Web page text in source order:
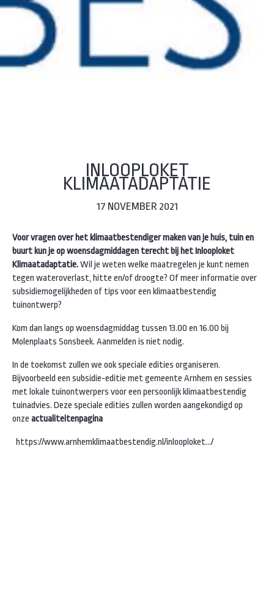
INLOOPLOKET
KLIMAATADAPTATIE
17 NOVEMBER 2021
Voor vragen over het klimaatbestendiger maken van je huis, tuin en
buurt kun je op woensdagmiddagen terecht bij het Inlooploket
Klimaatadaptatie.Wil je weten welke maatregelen je kunt nemen
tegen wateroverlast, hitte en/of droogte? Of meer informatie over
subsidiemogelijkheden of tips voor een klimaatbestendig
tuinontwerp?
Kom dan langs op woensdagmiddag tussen 13.00 en 16.00 bij
Molenplaats Sonsbeek. Aanmelden is niet nodig.
In de toekomst zullen we ook speciale edities organiseren.
Bijvoorbeeld een subsidie-editie met gemeente Arnhem en sessies
met lokale tuinontwerpers voor een persoonlijk klimaatbestendig
tuinadvies. Deze speciale edities zullen worden aangekondigd op
onze actualiteitenpagina
https://www.arnhemklimaatbestendig.nl/inlooploket.../